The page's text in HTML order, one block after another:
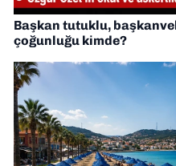
Başkan tutuklu,
çoğunluğu kimde?